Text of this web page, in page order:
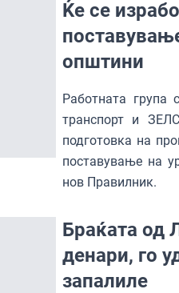
Ќе се
општини
Работната група
транспорт и
подготовка на
поставување на
нов Правилник.
Браќата од
денари, го
запалиле